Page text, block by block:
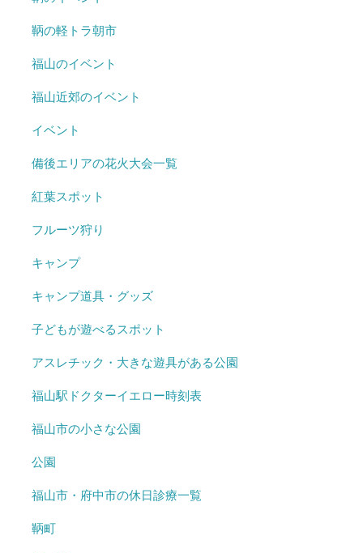
鞆の軽トラ朝市
福山のイベント
福山近郊のイベント
イベント
備後エリアの花火大会一覧
紅葉スポット
フルーツ狩り
キャンプ
キャンプ道具・グッズ
子どもが遊べるスポット
アスレチック・大きな遊具がある公園
福山駅ドクターイエロー時刻表
福山市の小さな公園
公園
福山市・府中市の休日診療一覧
鞆町